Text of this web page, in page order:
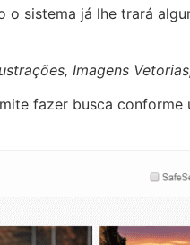
sistema já lhe trará
Imagens
fazer busca conforme